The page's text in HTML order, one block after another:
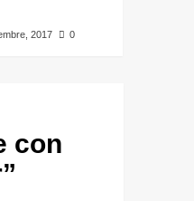
2017 0
con
”